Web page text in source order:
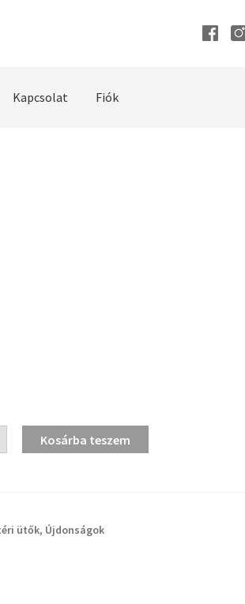
Kapcsolat Fiók
Kosárba teszem
ütők, Újdonságok